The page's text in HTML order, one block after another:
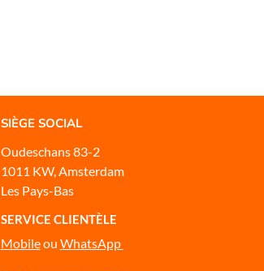
SIÈGE SOCIAL
Oudeschans 83-2
1011 KW, Amsterdam
Les Pays-Bas
SERVICE CLIENTÈLE
Mobileou WhatsApp